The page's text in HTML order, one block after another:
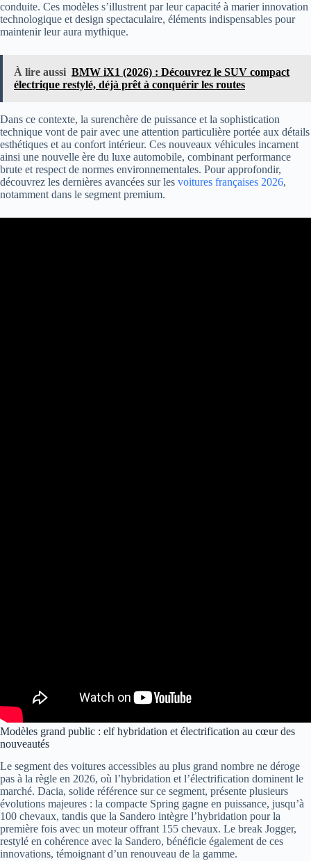
conduite. Ces modèles s’illustrent par leur capacité à marier innovation
technologique et design spectaculaire, éléments indispensables pour
maintenir leur aura mythique.
À lire aussi BMW iX1 (2026) : Découvrez le SUV compact
électrique restylé, déjà prêt à conquérir les routes
Dans ce contexte, la surenchère de puissance et la sophistication
technique vont de pair avec une attention particulière portée aux détails
esthétiques et au confort intérieur. Ces nouveaux véhicules incarnent
ainsi une nouvelle ère du luxe automobile, combinant performance
brute et respect de normes environnementales. Pour approfondir,
découvrez les dernières avancées sur les voitures françaises 2026,
notamment dans le segment premium.
Modèles grand public : elf hybridation et électrification au cœur des
nouveautés
Le segment des voitures accessibles au plus grand nombre ne déroge
pas à la règle en 2026, où l’hybridation et l’électrification dominent le
marché. Dacia, solide référence sur ce segment, présente plusieurs
évolutions majeures : la compacte Spring gagne en puissance, jusqu’à
100 chevaux, tandis que la Sandero intègre l’hybridation pour la
première fois avec un moteur offrant 155 chevaux. Le break Jogger,
restylé en cohérence avec la Sandero, bénéficie également de ces
innovations, témoignant d’un renouveau de la gamme.